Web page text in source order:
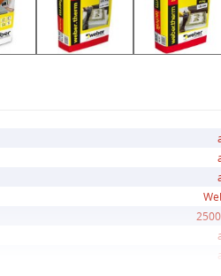
v suchých, krytých
lžíci, zubovou špachtli a další
dodržovat optimální teplotní